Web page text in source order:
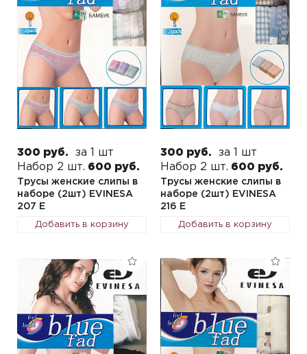
300 руб.
за 1 шт
Набор 2 шт. 600 руб.
Трусы женские слипы в
наборе (2шт) EVINESA
207 E
Добавить в корзину
300 руб.
за 1 шт
Набор 2 шт. 600 руб.
Трусы женские слипы в
наборе (2шт) EVINESA
216 E
Добавить в корзину